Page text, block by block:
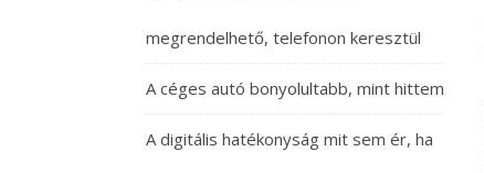
megrendelhető, telefonon keresztül
A céges autó bonyolultabb, mint hittem
A digitális hatékonyság mit sem ér, ha